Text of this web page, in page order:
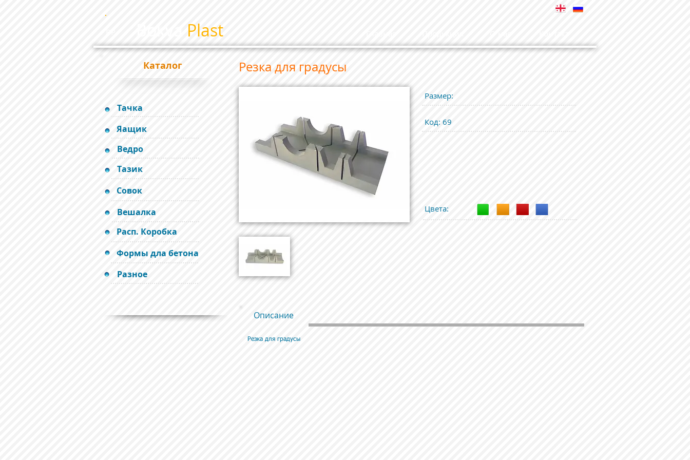
Plast
Каталог
Тачка
Яащик
Ведро
Тазик
Совок
Вешалка
Расп. Коробка
Формы дла бетона
Разное
Резка для градусы
Размер:
Код: 69
Цвета:
Описание
Резка для градусы